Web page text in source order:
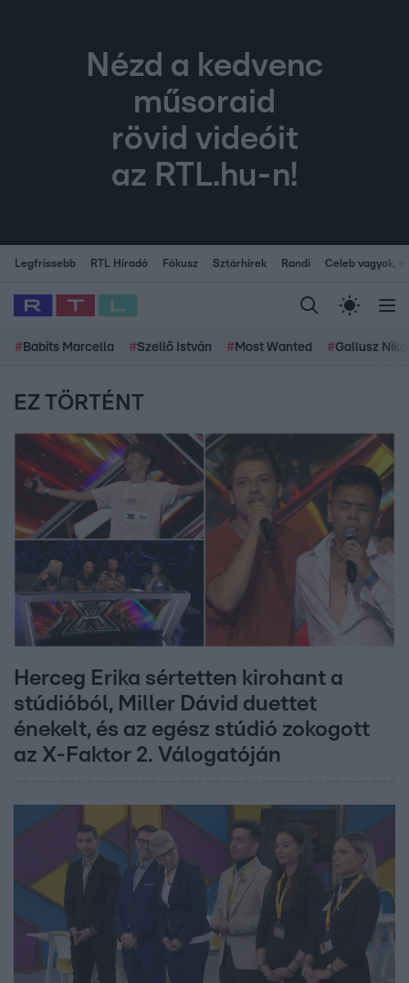
Nézd a kedvenc
műsoraid
rövid videóit
az RTL.hu-n!
Legfrissebb RTL Híradó Fókusz Sztárhírek Randi Celeb vagyok,
# Babits Marcella #Szellő István # Most Wanted #Gallusz
EZ TÖRTÉNT
Herceg Erika sértetten kirohant a
stúdióból, Miller Dávid duettet
énekelt, és az egész stúdió zokogott
az X-Faktor 2. Válogatóján